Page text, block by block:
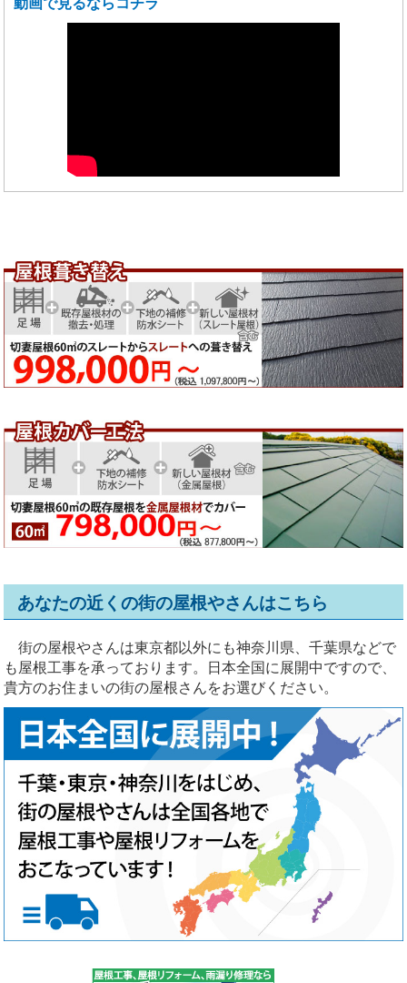
動画で見るならコチラ
あなたの近くの街の屋根やさんはこちら
街の屋根やさんは東京都以外にも神奈川県、千葉県などで
も屋根工事を承っております。日本全国に展開中ですので、
貴方のお住まいの街の屋根さんをお選びください。